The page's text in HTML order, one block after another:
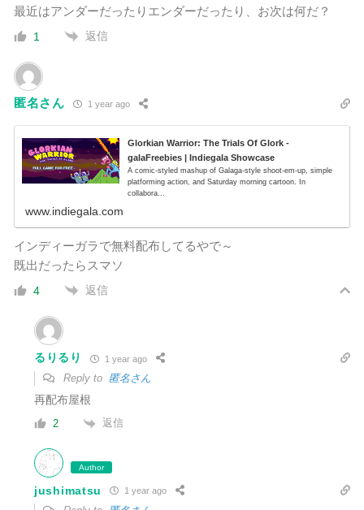
最近はアンダーだったりエンダーだったり、お次は何だ？
1 返信
匿名さん 1 year ago
Glorkian Warrior: The Trials Of Glork -
galaFreebies | Indiegala Showcase
A comic-styled mashup of Galaga-style shoot-em-up, simple
platforming action, and Saturday morning cartoon. In
collabora...
www.indiegala.com
インディーガラで無料配布してるやで～
既出だったらスマソ
4 返信
るりるり 1 year ago
Reply to 匿名さん
再配布屋根
2 返信
Author
jushimatsu 1 year ago